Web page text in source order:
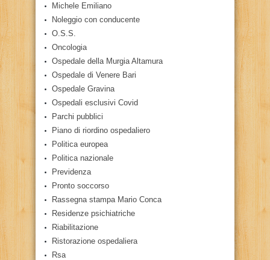
Michele Emiliano
Noleggio con conducente
O.S.S.
Oncologia
Ospedale della Murgia Altamura
Ospedale di Venere Bari
Ospedale Gravina
Ospedali esclusivi Covid
Parchi pubblici
Piano di riordino ospedaliero
Politica europea
Politica nazionale
Previdenza
Pronto soccorso
Rassegna stampa Mario Conca
Residenze psichiatriche
Riabilitazione
Ristorazione ospedaliera
Rsa